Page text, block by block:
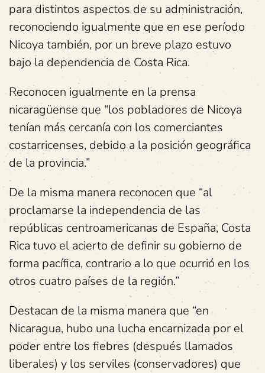
para distintos aspectos de su administración,
reconociendo igualmente que en ese período
Nicoya también, por un breve plazo estuvo
bajo la dependencia de Costa Rica.
Reconocen igualmente en la prensa
nicaragüense que “los pobladores de Nicoya
tenían más cercanía con los comerciantes
costarricenses, debido a la posición geográfica
de la provincia.”
De la misma manera reconocen que “al
proclamarse la independencia de las
repúblicas centroamericanas de España, Costa
Rica tuvo el acierto de definir su gobierno de
forma pacífica, contrario a lo que ocurrió en los
otros cuatro países de la región.”
Destacan de la misma manera que “en
Nicaragua, hubo una lucha encarnizada por el
poder entre los fiebres (después llamados
liberales) y los serviles (conservadores) que